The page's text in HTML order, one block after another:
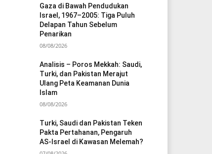
Gaza di Bawah Pendudukan
Israel, 1967–2005: Tiga Puluh
Delapan Tahun Sebelum
Penarikan
08/08/2026
Analisis – Poros Mekkah: Saudi,
Turki, dan Pakistan Merajut
Ulang Peta Keamanan Dunia
Islam
08/08/2026
Turki, Saudi dan Pakistan Teken
Pakta Pertahanan, Pengaruh
AS-Israel di Kawasan Melemah?